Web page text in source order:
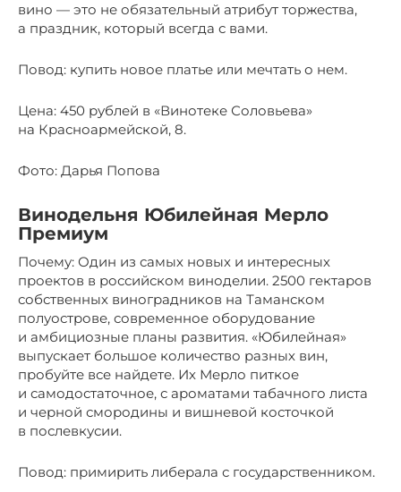
вино — это не обязательный атрибут торжества,
а праздник, который всегда с вами.
Повод: купить новое платье или мечтать о нем.
Цена: 450 рублей в «Винотеке Соловьева»
на Красноармейской, 8.
Фото: Дарья Попова
Винодельня Юбилейная Мерло
Премиум
Почему: Один из самых новых и интересных
проектов в российском виноделии. 2500 гектаров
собственных виноградников на Таманском
полуострове, современное оборудование
и амбициозные планы развития. «Юбилейная»
выпускает большое количество разных вин,
пробуйте все найдете. Их Мерло питкое
и самодостаточное, с ароматами табачного листа
и черной смородины и вишневой косточкой
в послевкусии.
Повод: примирить либерала с государственником.